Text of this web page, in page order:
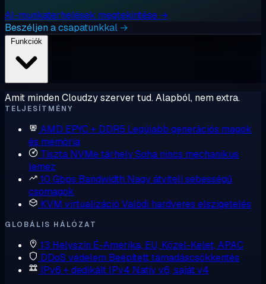
AI-munkaterhelések megtekintése →
Beszéljen a csapatunkkal →
Amit minden Cloudzy szerver tud. Alapból, nem extra.
TELJESÍTMÉNY
AMD EPYC + DDR5 Legújabb generációs magok
és memória
Tiszta NVMe tárhelySoha nincs mechanikus
lemez
10 Gbps Bandwidth Nagy átviteli sebességű
csomagok
KVM virtualizáció Valódi hardveres elszigetelés
GLOBÁLIS HÁLÓZAT
13 Helyszín É-Amerika, EU, Közel-Kelet, APAC
DDoS védelem Beépített támadáscsökkentés
IPv6 + dedikált IPv4 Natív v6, saját v4